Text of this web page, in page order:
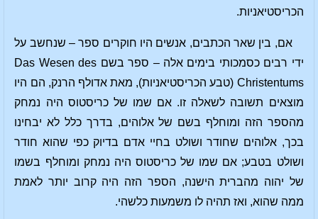
הכריסטיאניות.
אם, בין שאר הכתבים, אנשים היו חוקרים ספר – שנחשב על
ידי רבים כסמכותי בימים אלה – ספר בשם Das Wesen des
Christentums (טבע הכריסטיאניות), מאת אדולף הרנק, הם היו
מוצאים תשובה לשאלה זו. אם שמו של כריסטוס היה נמחק
מהספר הזה ומוחלף בשם של אלוהים, בדרך כלל לא יבחינו
בכך, אלוהים שחודר ושולט בחיי אדם בדיוק כפי שהוא חודר
ושולט בטבע; אם שמו של כריסטוס היה נמחק ומוחלף בשמו
של יהוה מהברית הישנה, ​​הספר הזה היה קרוב יותר לאמת
ממה שהוא, ואז תהיה לו משמעות כלשהי.